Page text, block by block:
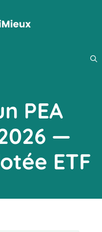
PEA
—
ETF